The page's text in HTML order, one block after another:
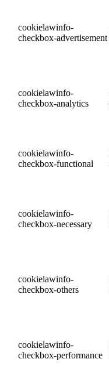
cookielawinfo-
checkbox-advertisement
cookielawinfo-
checkbox-analytics
cookielawinfo-
checkbox-functional
cookielawinfo-
checkbox-necessary
cookielawinfo-
checkbox-others
cookielawinfo-
checkbox-performance